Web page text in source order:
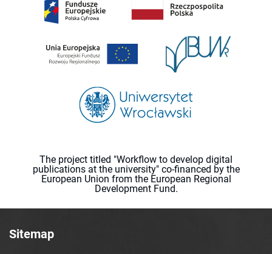
The project titled "Workflow to develop digital
publications at the university" co-financed by the
European Union from the European Regional
Development Fund.
Sitemap